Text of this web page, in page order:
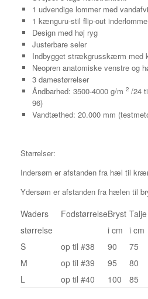
1 udvendige lommer med
1 kænguru-stil flip-out
Design med høj ryg
Justerbare seler
Indbygget strækgrusskærm med
Neopren anatomiske venstre og
3 damestørrelser
Åndbarhed: 3500-4000 g/m 2/24
96)
Vandtæthed: 20.000 mm
Størrelser:
Indersøm er afstanden fra hæl til
Ydersøm er afstanden fra hælen til
Waders
størrelse
FodstørrelseBryst
i cm
Talje
i cm
S
op til #38 90 75
M
op til #39 95 80
L
op til #40 100 85